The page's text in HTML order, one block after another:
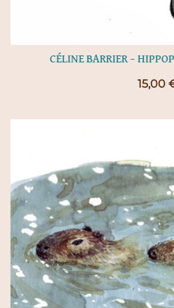
CÉLINE BARRIER –
15,00